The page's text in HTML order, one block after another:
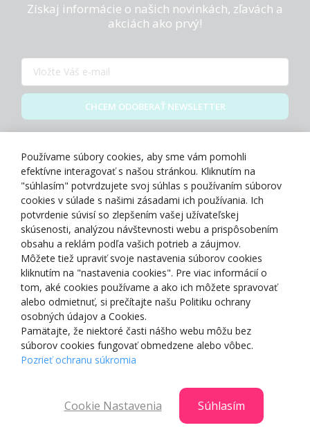
Získaj informácie o našich novinkách, zľavách a
akciách ako prvý!
CHCEM ODOBERAŤ NEWSLETTER
O NÁS
NAKUPOVANIE
ZÁKAZNÍCKA ZÓNA
NAŠE OCENENIA
© 2025 Smartshop
Používame súbory cookies, aby sme vám pomohli
efektívne interagovať s našou stránkou. Kliknutím na
"súhlasím" potvrdzujete svoj súhlas s používaním súborov
cookies v súlade s našimi zásadami ich používania. Ich
potvrdenie súvisí so zlepšením vašej užívateľskej
skúsenosti, analýzou návštevnosti webu a prispôsobením
obsahu a reklám podľa vašich potrieb a záujmov.
Môžete tiež upraviť svoje nastavenia súborov cookies
kliknutím na "nastavenia cookies". Pre viac informácií o
tom, aké cookies používame a ako ich môžete spravovať
alebo odmietnuť, si prečítajte našu Politiku ochrany
osobných údajov a Cookies.
Pamätajte, že niektoré časti nášho webu môžu bez
súborov cookies fungovať obmedzene alebo vôbec.
Pozrieť ochranu súkromia
Cookie Nastavenia Súhlasím